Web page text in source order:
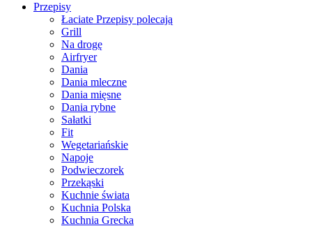
Przepisy
Łaciate Przepisy polecają
Grill
Na drogę
Airfryer
Dania
Dania mleczne
Dania mięsne
Dania rybne
Sałatki
Fit
Wegetariańskie
Napoje
Podwieczorek
Przekąski
Kuchnie świata
Kuchnia Polska
Kuchnia Grecka